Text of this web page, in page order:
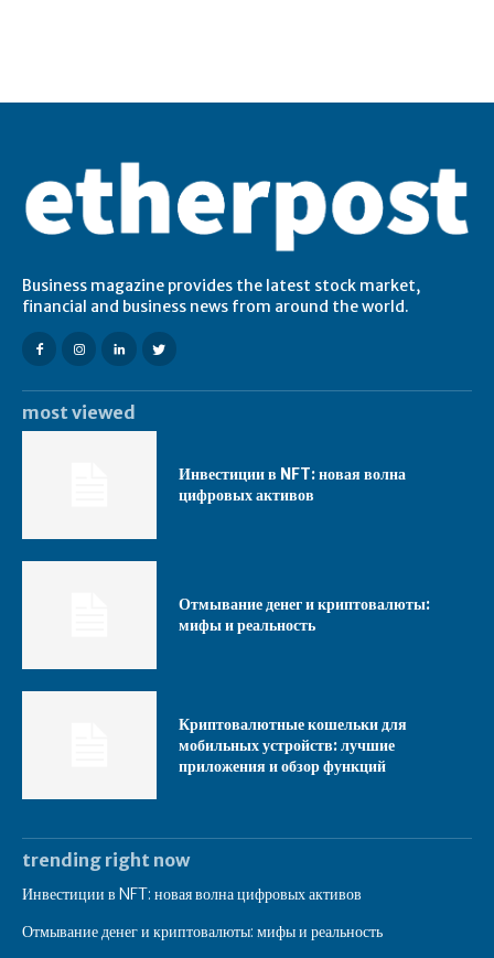
Business magazine provides the latest stock market,
financial and business news from around the world.
most viewed
Инвестиции в NFT: новая волна
цифровых активов
Отмывание денег и криптовалюты:
мифы и реальность
Криптовалютные кошельки для
мобильных устройств: лучшие
приложения и обзор функций
trending right now
Инвестиции в NFT: новая волна цифровых активов
Отмывание денег и криптовалюты: мифы и реальность